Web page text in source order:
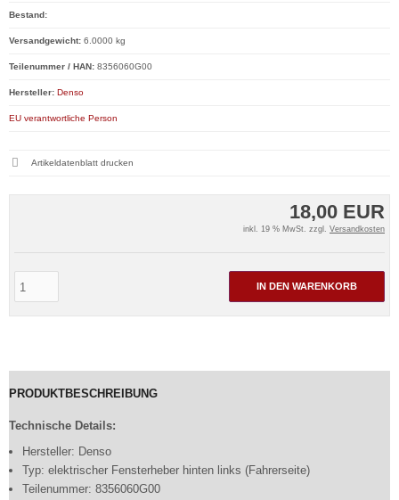
18,00 EUR
inkl. 19 % MwSt. zzgl. Versandkosten
IN DEN WARENKORB
Bestand:
Versandgewicht: 6.0000 kg
Teilenummer / HAN: 8356060G00
Hersteller: Denso
EU verantwortliche Person
Artikeldatenblatt drucken
PRODUKTBESCHREIBUNG
Technische Details:
Hersteller: Denso
Typ: elektrischer Fensterheber hinten links (Fahrerseite)
Teilenummer: 8356060G00